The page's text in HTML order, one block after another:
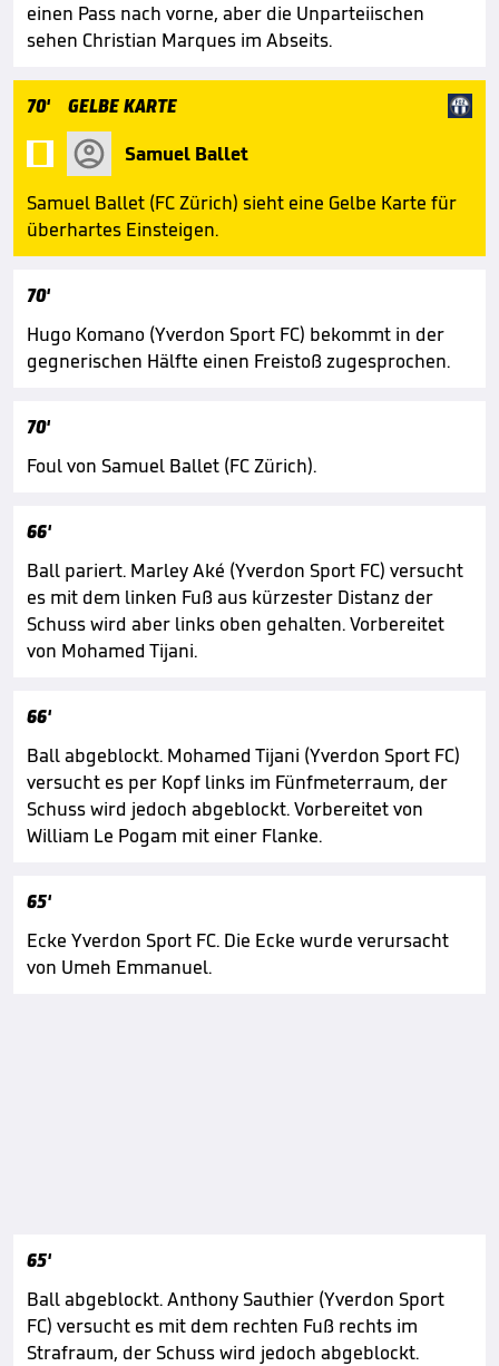
einen Pass nach vorne, aber die Unparteiischen
sehen Christian Marques im Abseits.
70' GELBE KARTE
Samuel Ballet
Samuel Ballet (FC Zürich) sieht eine Gelbe Karte für
überhartes Einsteigen.
70'
Hugo Komano (Yverdon Sport FC) bekommt in der
gegnerischen Hälfte einen Freistoß zugesprochen.
70'
Foul von Samuel Ballet (FC Zürich).
66'
Ball pariert. Marley Aké (Yverdon Sport FC) versucht
es mit dem linken Fuß aus kürzester Distanz der
Schuss wird aber links oben gehalten. Vorbereitet
von Mohamed Tijani.
66'
Ball abgeblockt. Mohamed Tijani (Yverdon Sport FC)
versucht es per Kopf links im Fünfmeterraum, der
Schuss wird jedoch abgeblockt. Vorbereitet von
William Le Pogam mit einer Flanke.
65'
Ecke Yverdon Sport FC. Die Ecke wurde verursacht
von Umeh Emmanuel.
65'
Ball abgeblockt. Anthony Sauthier (Yverdon Sport
FC) versucht es mit dem rechten Fuß rechts im
Strafraum, der Schuss wird jedoch abgeblockt.